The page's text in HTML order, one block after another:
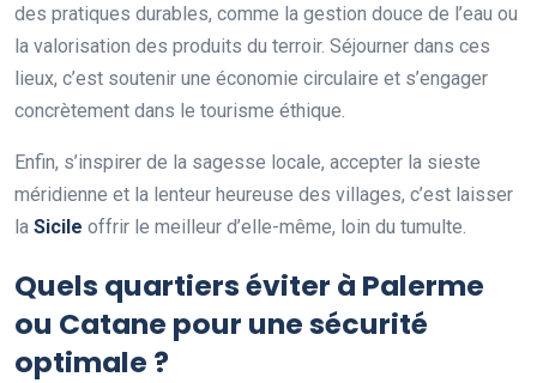
des pratiques durables, comme la gestion douce de l’eau ou
la valorisation des produits du terroir. Séjourner dans ces
lieux, c’est soutenir une économie circulaire et s’engager
concrètement dans le tourisme éthique.
Enfin, s’inspirer de la sagesse locale, accepter la sieste
méridienne et la lenteur heureuse des villages, c’est laisser
la Sicile offrir le meilleur d’elle-même, loin du tumulte.
Quels quartiers éviter à Palerme
ou Catane pour une sécurité
optimale ?